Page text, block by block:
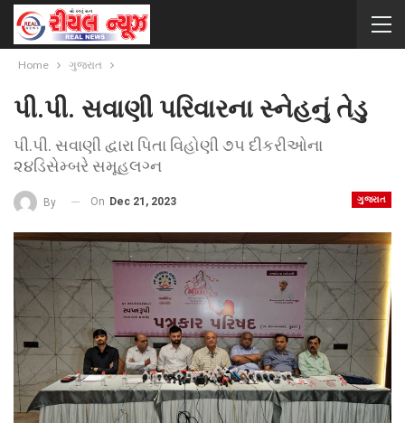
Home ગુજરાત
પી.પી. સવાણી પરિવારના સ્નેહનું તેડુ
પી.પી. સવાણી દ્વારા પિતા વિહોણી ૭૫ દીકરીઓના
૨૪ડિસેમ્બરે સમૂહલગ્ન
ગુજરાત
By On Dec 21, 2023